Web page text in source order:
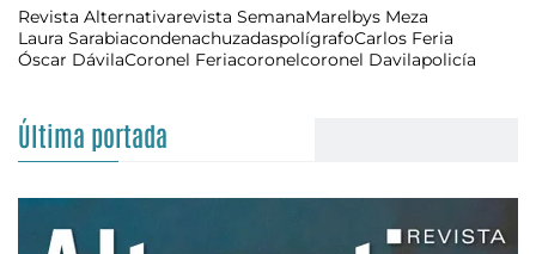
Revista Alternativarevista SemanaMarelbys Meza
Laura SarabiacondenachuzadaspolígrafoCarlos Feria
Óscar DávilaCoronel Feriacoronelcoronel Davilapolicía
Última portada